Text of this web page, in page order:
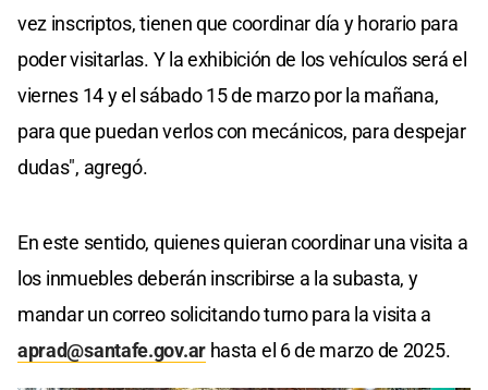
vez inscriptos, tienen que coordinar día y horario para
poder visitarlas. Y la exhibición de los vehículos será el
viernes 14 y el sábado 15 de marzo por la mañana,
para que puedan verlos con mecánicos, para despejar
dudas", agregó.
En este sentido, quienes quieran coordinar una visita a
los inmuebles deberán inscribirse a la subasta, y
mandar un correo solicitando turno para la visita a
aprad@santafe.gov.ar hasta el 6 de marzo de 2025.